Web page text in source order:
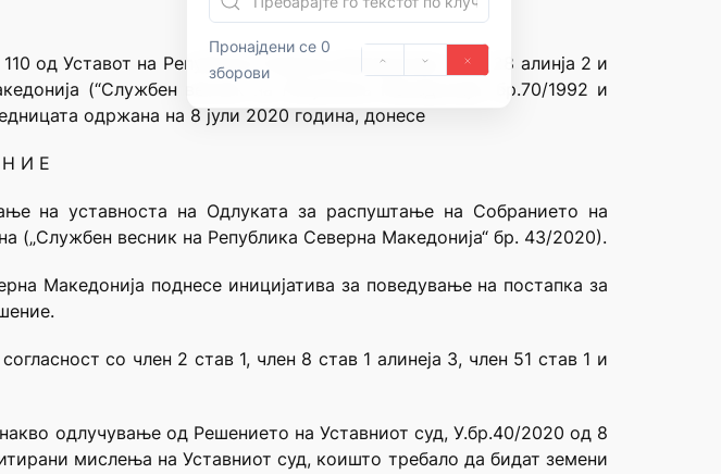
Пронајдени се 0
зборови
од Уставот на Република Северна Македонија, член 28 алинја 2 и
(“Службен весник на Република Македонија” бр.70/1992 и
одржана на 8 јули 2020 година, донесе
И Е
на уставноста на Одлуката за распуштање на Собранието на
(„Службен весник на Република Северна Македонија“ бр. 43/2020).
Македонија поднесе иницијатива за поведување на постапка за
со член 2 став 1, член 8 став 1 алинеја 3, член 51 став 1 и
одлучување од Решението на Уставниот суд, У.бр.40/2020 од 8
мислења на Уставниот суд, коишто требало да бидат земени